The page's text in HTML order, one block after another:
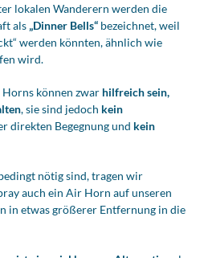
lokalen Wanderern werden die
als „Dinner Bells“ bezeichnet, weil
werden könnten, ähnlich wie
wird.
können zwar hilfreich sein,
, sie sind jedoch kein
direkten Begegnung und kein
nötig sind, tragen wir
auch ein Air Horn auf unseren
in etwas größerer Entfernung in die